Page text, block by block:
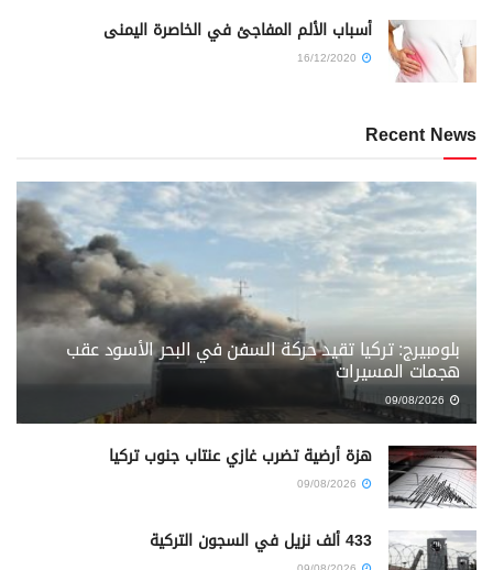
أسباب الألم المفاجئ في الخاصرة اليمنى
Recent News
بلومبيرج: تركيا تقيد حركة السفن في البحر الأسود عقب
هجمات المسيرات
هزة أرضية تضرب غازي عنتاب جنوب تركيا
433 ألف نزيل في السجون التركية